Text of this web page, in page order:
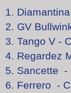
1.
2. GV
3. Tango V -
4. Regardez
5. Sancette -
6. Ferrero -